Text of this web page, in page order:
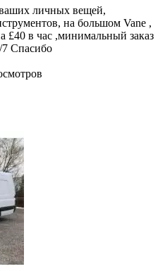
личных вещей,
на большом Vane ,
£40 в час ,минимальный заказ
7 Спасибо